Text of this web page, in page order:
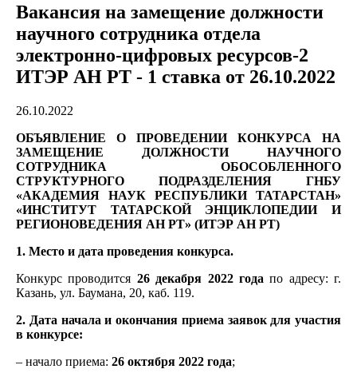
Вакансия на замещение должности
научного сотрудника отдела
электронно-цифровых ресурсов-2
ИТЭР АН РТ - 1 ставка от 26.10.2022
26.10.2022
ОБЪЯВЛЕНИЕ О ПРОВЕДЕНИИ КОНКУРСА НА
ЗАМЕЩЕНИЕ ДОЛЖНОСТИ НАУЧНОГО
СОТРУДНИКА ОБОСОБЛЕННОГО
СТРУКТУРНОГО ПОДРАЗДЕЛЕНИЯ ГНБУ
«АКАДЕМИЯ НАУК РЕСПУБЛИКИ ТАТАРСТАН»
«ИНСТИТУТ ТАТАРСКОЙ ЭНЦИКЛОПЕДИИ И
РЕГИОНОВЕДЕНИЯ АН РТ» (ИТЭР АН РТ)
1. Место и дата проведения конкурса.
Конкурс проводится 26 декабря 2022 годапо адресу: г.
Казань, ул. Баумана, 20, каб. 119.
2. Дата начала и окончания приема заявок для участия
в конкурсе:
– начало приема: 26 октября 2022 года;